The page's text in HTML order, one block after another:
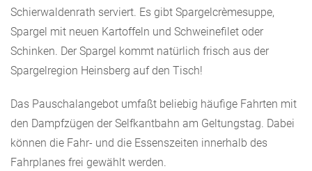
Schierwaldenrath serviert. Es gibt Spargelcrèmesuppe,
Spargel mit neuen Kartoffeln und Schweinefilet oder
Schinken. Der Spargel kommt natürlich frisch aus der
Spargelregion Heinsberg auf den Tisch!
Das Pauschalangebot umfaßt beliebig häufige Fahrten mit
den Dampfzügen der Selfkantbahn am Geltungstag. Dabei
können die Fahr- und die Essenszeiten innerhalb des
Fahrplanes frei gewählt werden.